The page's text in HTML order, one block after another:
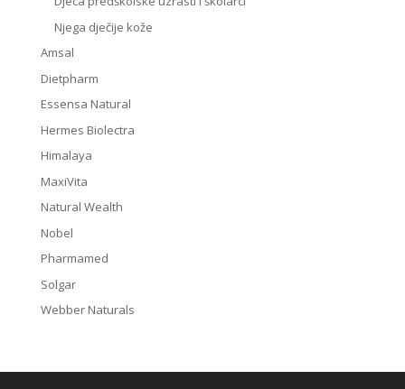
Njega dječije kože
Amsal
Dietpharm
Essensa Natural
Hermes Biolectra
Himalaya
MaxiVita
Natural Wealth
Nobel
Pharmamed
Solgar
Webber Naturals